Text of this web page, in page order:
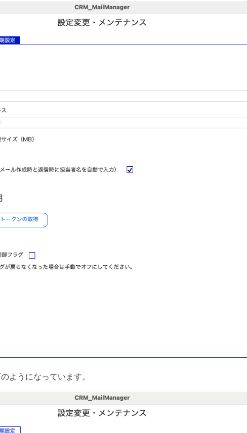
ようになっています。